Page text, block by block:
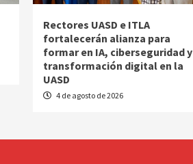
Rectores UASD e ITLA
fortalecerán alianza para
formar en IA, ciberseguridad y
transformación digital en la
UASD
4 de agosto de 2026